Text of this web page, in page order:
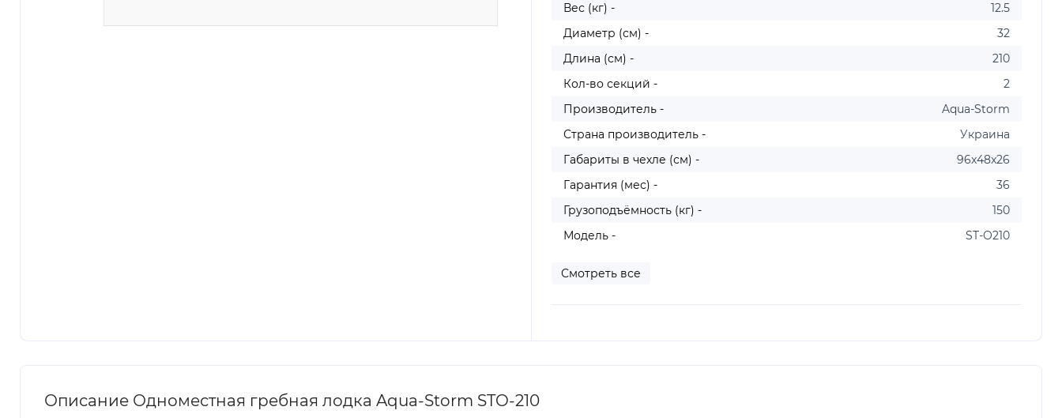
Вес (кг) -
12.5
Диаметр (см) -
32
Длина (см) -
210
Кол-во секций -
2
Производитель -
Aqua-Storm
Страна производитель -
Украина
Габариты в чехле (см) -
96x48x26
Гарантия (мес) -
36
Грузоподъёмность (кг) -
150
Модель -
ST-O210
Смотреть все
Описание Одноместная гребная лодка Aqua-Storm STO-210